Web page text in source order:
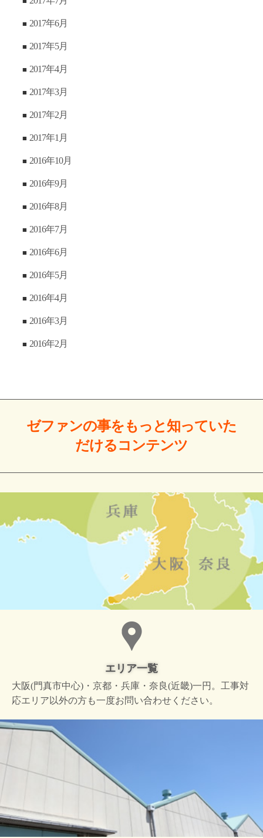
2017年6月
2017年5月
2017年4月
2017年3月
2017年2月
2017年1月
2016年10月
2016年9月
2016年8月
2016年7月
2016年6月
2016年5月
2016年4月
2016年3月
2016年2月
ゼファンの事をもっと知っていた
だけるコンテンツ
エリア一覧
大阪(門真市中心)・京都・兵庫・奈良(近畿)一円。工事対
応エリア以外の方も一度お問い合わせください。